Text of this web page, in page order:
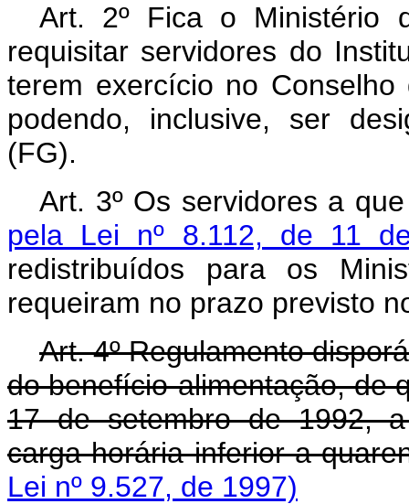
Art.
2º Fica o Ministério
requisitar servidores do
terem exercício no
podendo, inclusive, ser
(FG).
Art. 3º Os servidores a
pela Lei nº 8.112, de 11
redistribuídos para os
requeiram no prazo previsto
Art. 4º Regulamento
do benefício-alimentação, de
17 de setembro de 1992,
carga horária inferior a
Lei nº 9.527, de 1997)